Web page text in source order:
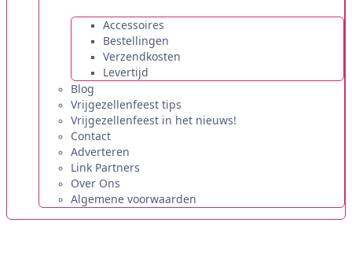
Accessoires
Bestellingen
Verzendkosten
Levertijd
Blog
Vrijgezellenfeest tips
Vrijgezellenfeest in het nieuws!
Contact
Adverteren
Link Partners
Over Ons
Algemene voorwaarden